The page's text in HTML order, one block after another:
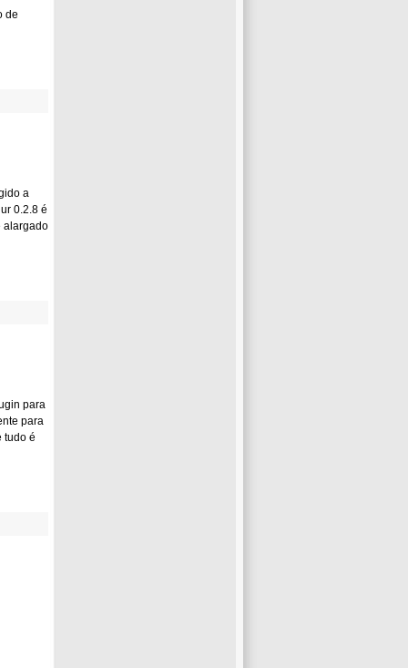
de
a
0.2.8 é
alargado
para
para
tudo é